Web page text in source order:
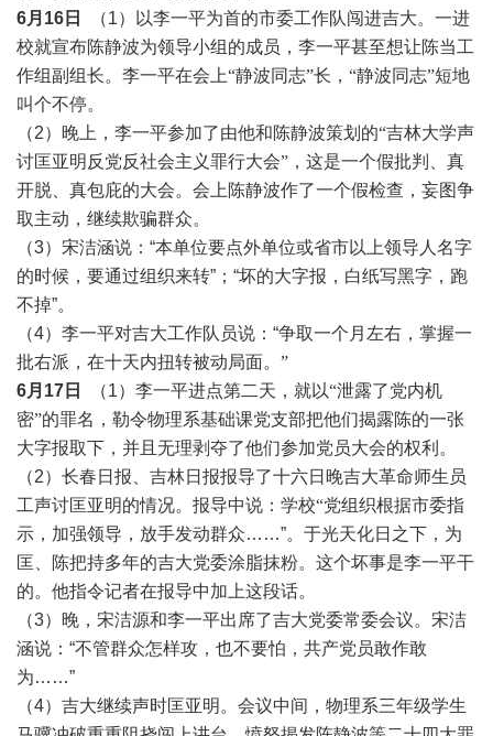
6月16日
（1）以李一平为首的市委工作队闯进吉大。一进
校就宣布陈静波为领导小组的成员， 李一平甚至想让陈当工
作组副组长。李一平在会上“静波同志”长，“静波同志”短地
叫个不停。
（2） 晚上，李一平参加了由他和陈静波策划的“吉林大学声
讨匡亚明反党反社会主义罪行大会”，这是一个假批判、真
开脱、真包庇的大会。会上陈静波作了一个假检查，妄图争
取主动，继续欺骗群众。
（3）宋洁涵说：“本单位要点外单位或省市以上领导人名字
的时候，要通过组织来转”；“坏的大字报，白纸写黑字，跑
不掉”。
（4）李一平对吉大工作队员说：“争取一个月左右，掌握一
批右派，在十天内扭转被动局面。 ”
6月17日
（1） 李一平进点第二天，就以“泄露了党内机
密”的罪名，勒令物理系基础课党支部把他们揭露陈的一张
大字报取下，并且无理剥夺了他们参加党员大会的权利。
（2）长春日报、吉林日报报导了十六日晚吉大革命师生员
工声讨匡亚明的情况。报导中说： 学校“党组织根据市委指
示，加强领导，放手发动群众……”。于光天化日之下，为
匡、陈把持多年的吉大党委涂脂抹粉。这个坏事是李一平干
的。他指令记者在报导中加上这段话。
（3）晚，宋洁源和李一平出席了吉大党委常委会议。宋洁
涵说：“不管群众怎样攻，也不要怕，共产党员敢作敢
为……”
（4）吉大继续声时匡亚明。会议中间，物理系三年级学生